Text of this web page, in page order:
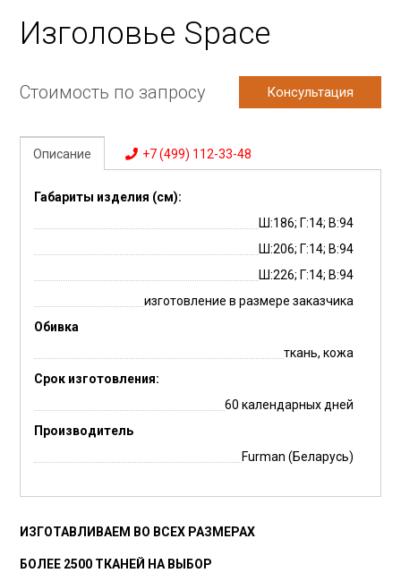
Изголовье Space
Стоимость по запросу Консультация
Описание +7 (499) 112-33-48
Габариты изделия (см):
Ш:186; Г:14; В:94
Ш:206; Г:14; В:94
Ш:226; Г:14; В:94
изготовление в размере заказчика
Обивка
ткань, кожа
Срок изготовления:
60 календарных дней
Производитель
Furman (Беларусь)
ИЗГОТАВЛИВАЕМ ВО ВСЕХ РАЗМЕРАХ
БОЛЕЕ 2500 ТКАНЕЙ НА ВЫБОР